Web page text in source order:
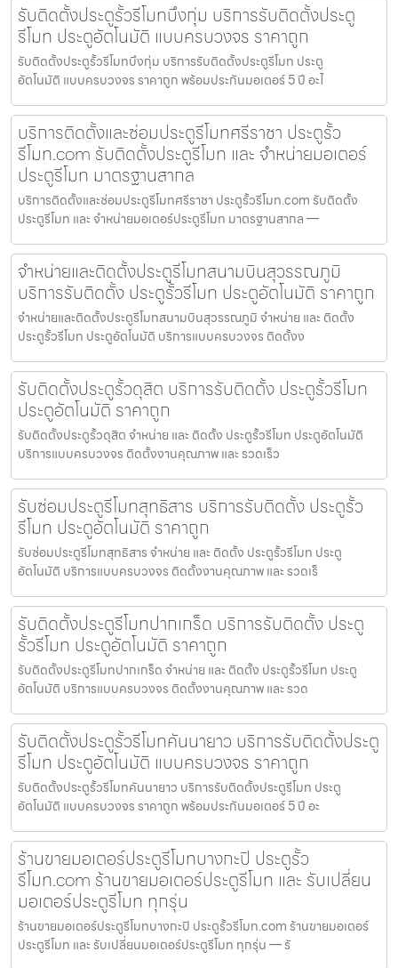
รับติดตั้งประตูรั้วรีโมทบึงกุ่ม บริการรับติดตั้งประตู
รีโมท ประตูอัตโนมัติ แบบครบวงจร ราคาถูก
รับติดตั้งประตูรั้วรีโมทบึงกุ่ม บริการรับติดตั้งประตูรีโมท ประตู
อัตโนมัติ แบบครบวงจร ราคาถูก พร้อมประกันมอเตอร์ 5 ปี อะไ
บริการติดตั้งและซ่อมประตูรีโมทศรีราชา ประตูรั้ว
รีโมท.com รับติดตั้งประตูรีโมท และ จำหน่ายมอเตอร์
ประตูรีโมท มาตรฐานสากล
บริการติดตั้งและซ่อมประตูรีโมทศรีราชา ประตูรั้วรีโมท.com รับติดตั้ง
ประตูรีโมท และ จำหน่ายมอเตอร์ประตูรีโมท มาตรฐานสากล —
จำหน่ายและติดตั้งประตูรีโมทสนามบินสุวรรณภูมิ
บริการรับติดตั้ง ประตูรั้วรีโมท ประตูอัตโนมัติ ราคาถูก
จำหน่ายและติดตั้งประตูรีโมทสนามบินสุวรรณภูมิ จำหน่าย และ ติดตั้ง
ประตูรั้วรีโมท ประตูอัตโนมัติ บริการแบบครบวงจร ติดตั้งง
รับติดตั้งประตูรั้วดุสิต บริการรับติดตั้ง ประตูรั้วรีโมท
ประตูอัตโนมัติ ราคาถูก
รับติดตั้งประตูรั้วดุสิต จำหน่าย และ ติดตั้ง ประตูรั้วรีโมท ประตูอัตโนมัติ
บริการแบบครบวงจร ติดตั้งงานคุณภาพ และ รวดเร็ว
รับซ่อมประตูรีโมทสุทธิสาร บริการรับติดตั้ง ประตูรั้ว
รีโมท ประตูอัตโนมัติ ราคาถูก
รับซ่อมประตูรีโมทสุทธิสาร จำหน่าย และ ติดตั้ง ประตูรั้วรีโมท ประตู
อัตโนมัติ บริการแบบครบวงจร ติดตั้งงานคุณภาพ และ รวดเร็
รับติดตั้งประตูรีโมทปากเกร็ด บริการรับติดตั้ง ประตู
รั้วรีโมท ประตูอัตโนมัติ ราคาถูก
รับติดตั้งประตูรีโมทปากเกร็ด จำหน่าย และ ติดตั้ง ประตูรั้วรีโมท ประตู
อัตโนมัติ บริการแบบครบวงจร ติดตั้งงานคุณภาพ และ รวด
รับติดตั้งประตูรั้วรีโมทคันนายาว บริการรับติดตั้งประตู
รีโมท ประตูอัตโนมัติ แบบครบวงจร ราคาถูก
รับติดตั้งประตูรั้วรีโมทคันนายาว บริการรับติดตั้งประตูรีโมท ประตู
อัตโนมัติ แบบครบวงจร ราคาถูก พร้อมประกันมอเตอร์ 5 ปี อะ
ร้านขายมอเตอร์ประตูรีโมทบางกะปิ ประตูรั้ว
รีโมท.com ร้านขายมอเตอร์ประตูรีโมท และ รับเปลี่ยน
มอเตอร์ประตูรีโมท ทุกรุ่น
ร้านขายมอเตอร์ประตูรีโมทบางกะปิ ประตูรั้วรีโมท.com ร้านขายมอเตอร์
ประตูรีโมท และ รับเปลี่ยนมอเตอร์ประตูรีโมท ทุกรุ่น — รั